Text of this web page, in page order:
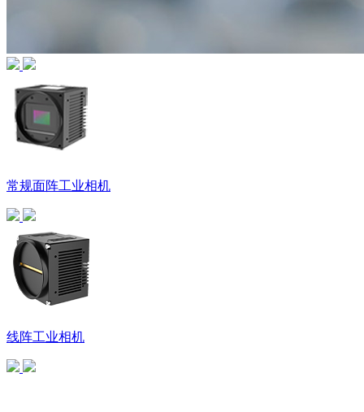
常规面阵工业相机
线阵工业相机